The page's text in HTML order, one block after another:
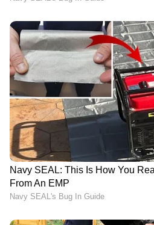
മരിച്ചത് അഴുകിയ
വിഷവാതകം
സ്ഥിരീകരിച്ചു.